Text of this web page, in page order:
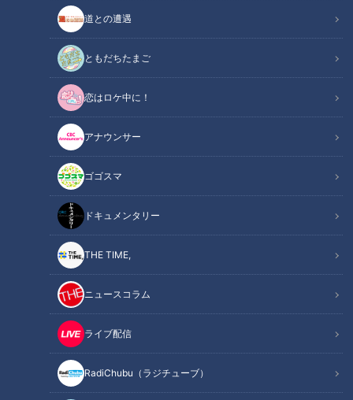
道との遭遇
ともだちたまご
恋はロケ中に！
アナウンサー
ゴゴスマ
ドキュメンタリー
THE TIME,
ニュースコラム
ライブ配信
RadiChubu（ラジチューブ）
この記事の画像
この記事を見たあなたへのおすすめ
白川茶を愛する７１歳の“幸び
コ”！？毎日クリスマス気分にな
れるツリーハウスも…東海の最
新“絶景スポット”とは